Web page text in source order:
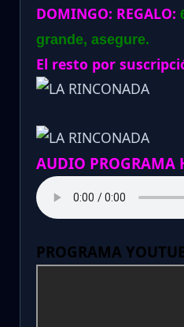
DOMINGO: REGALO:
grande, asegure.
El resto por
AUDIO PROGRAMA
PROGRAMA